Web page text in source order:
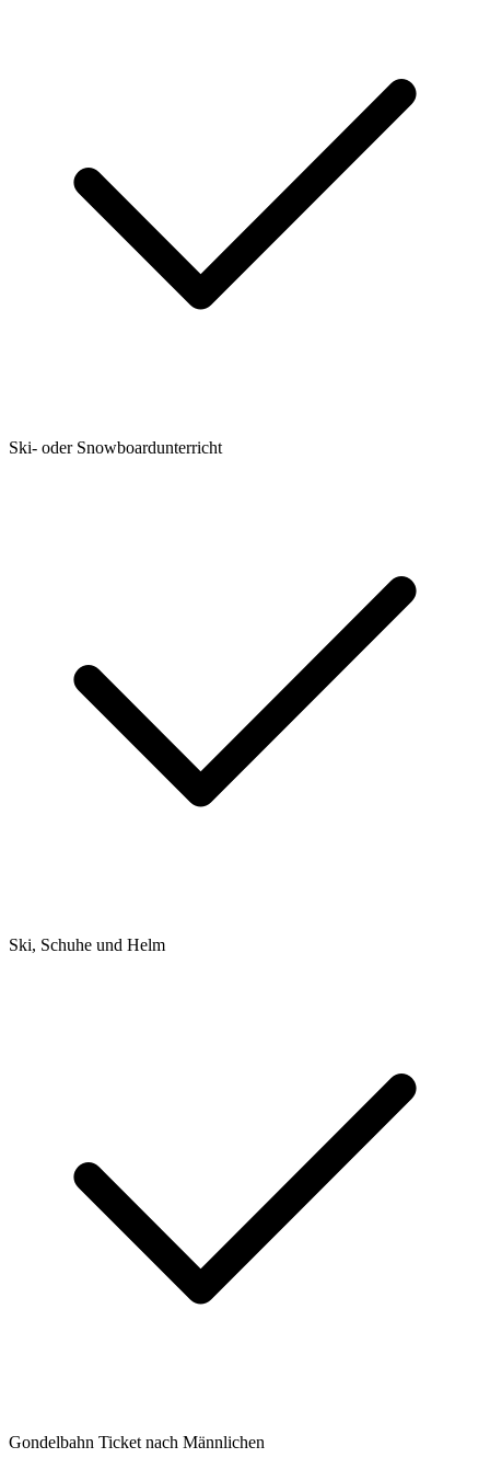
Ski- oder Snowboardunterricht
Ski, Schuhe und Helm
Gondelbahn Ticket nach Männlichen